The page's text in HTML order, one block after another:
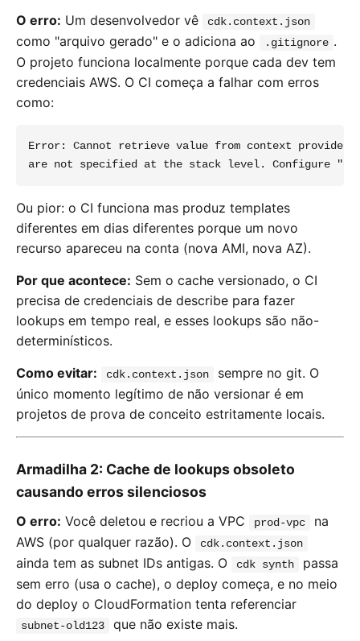
O erro: Um desenvolvedor vê cdk.context.json
como "arquivo gerado" e o adiciona ao .gitignore .
O projeto funciona localmente porque cada dev tem
credenciais AWS. O CI começa a falhar com erros
como:
Error: Cannot retrieve value from context provider
Ou pior: o CI funciona mas produz templates
diferentes em dias diferentes porque um novo
recurso apareceu na conta (nova AMI, nova AZ).
Por que acontece: Sem o cache versionado, o CI
precisa de credenciais de describe para fazer
lookups em tempo real, e esses lookups são não-
determinísticos.
Como evitar:
cdk.context.json
sempre no git. O
único momento legítimo de não versionar é em
projetos de prova de conceito estritamente locais.
Armadilha 2: Cache de lookups obsoleto
causando erros silenciosos
O erro: Você deletou e recriou a VPC prod-vpc
na
AWS (por qualquer razão). O
cdk.context.json
ainda tem as subnet IDs antigas. O cdk synth
passa
sem erro (usa o cache), o deploy começa, e no meio
do deploy o CloudFormation tenta referenciar
subnet-old123 que não existe mais.